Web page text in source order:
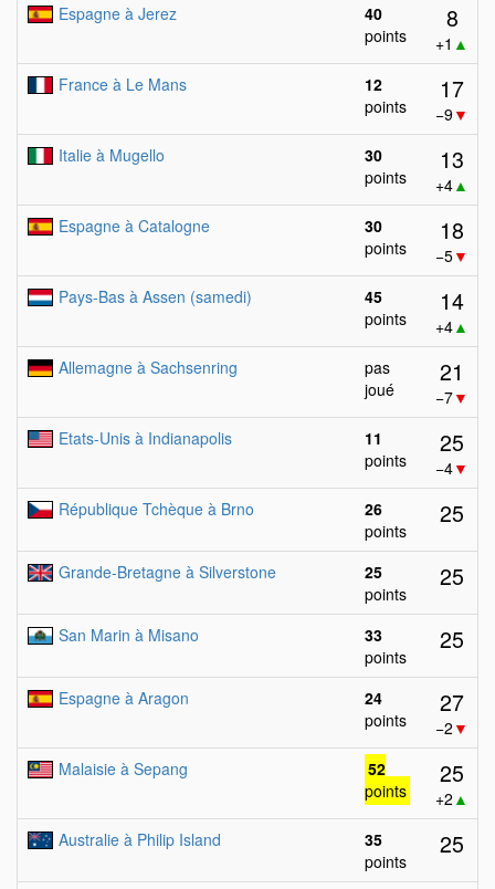
Espagne à Jerez
40
points
8
+1 ▲
France à Le Mans
12
points
17
−9▼
Italie à Mugello
30
points
13
+4▲
Espagne à Catalogne
30
points
18
−5▼
Pays-Bas à Assen (samedi)
45
points
14
+4▲
Allemagne à Sachsenring
pas
joué
21
−7▼
Etats-Unis à Indianapolis
11
points
25
−4▼
République Tchèque à Brno
26
points
25
Grande-Bretagne à Silverstone
25
points
25
San Marin à Misano
33
points
25
Espagne à Aragon
24
points
27
−2 ▼
Malaisie à Sepang
52
points
25
+2 ▲
Australie à Philip Island
35
points
25